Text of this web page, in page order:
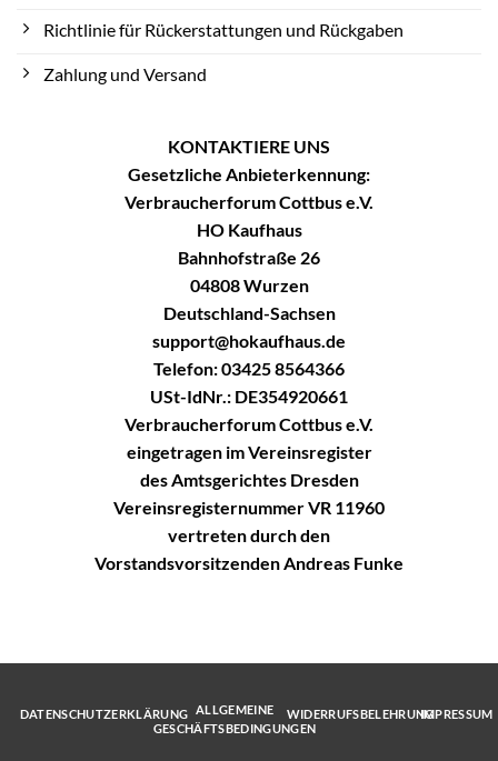
Richtlinie für Rückerstattungen und Rückgaben
Zahlung und Versand
KONTAKTIERE UNS
Gesetzliche Anbieterkennung:
Verbraucherforum Cottbus e.V.
HO Kaufhaus
Bahnhofstraße 26
04808 Wurzen
Deutschland-Sachsen
support@hokaufhaus.de
Telefon: 03425 8564366
USt-IdNr.: DE354920661
Verbraucherforum Cottbus e.V.
eingetragen im Vereinsregister
des Amtsgerichtes Dresden
Vereinsregisternummer VR 11960
vertreten durch den
Vorstandsvorsitzenden Andreas Funke
DATENSCHUTZERKLÄRUNG ALLGEMEINE
GESCHÄFTSBEDINGUNGEN
WIDERRUFSBELEHRUNGIMPRESSUM